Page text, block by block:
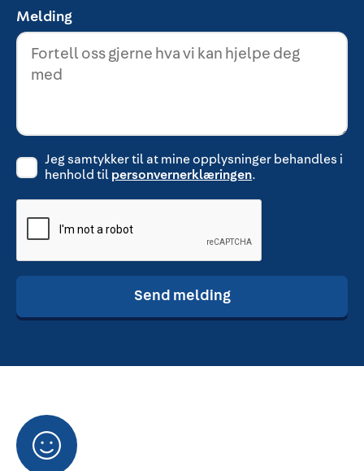
Melding
Jeg samtykker til at mine opplysninger behandles i
henhold til personvernerklæringen.